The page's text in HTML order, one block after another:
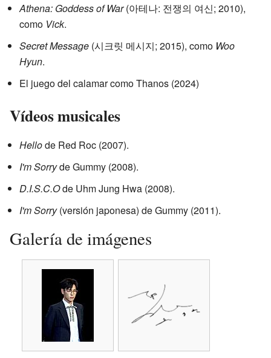
Athena: Goddess of War(아테나: 전쟁의 여신; 2010),
como Vick.
Secret Message (시크릿 메시지; 2015), como Woo
Hyun.
El juego del calamar como Thanos (2024)
Vídeos musicales
Hellode Red Roc (2007).
I'm Sorryde Gummy (2008).
D.I.S.C.Ode Uhm Jung Hwa (2008).
I'm Sorry (versión japonesa) de Gummy (2011).
Galería de imágenes